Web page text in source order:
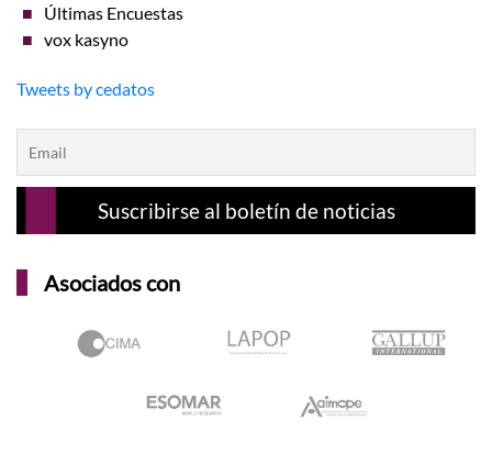
Últimas Encuestas
vox kasyno
Tweets by cedatos
Asociados con